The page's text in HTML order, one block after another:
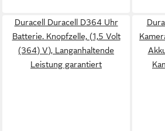
Duracell Duracell D364 Uhr
Batterie. Knopfzelle, (1,5 Volt
(364) V), Langanhaltende
Leistung garantiert